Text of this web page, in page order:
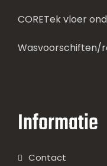
CORETek vloer
Wasvoorschiften/
Informatie
Contact